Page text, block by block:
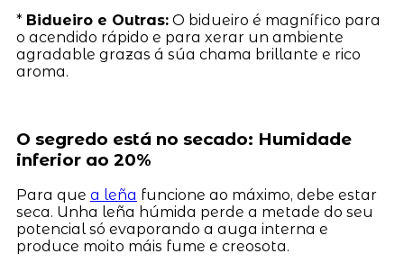
* Bidueiro e Outras:O bidueiro é magnífico para
o acendido rápido e para xerar un ambiente
agradable grazas á súa chama brillante e rico
aroma.
O segredo está no secado: Humidade
inferior ao 20%
Para que a leña funcione ao máximo, debe estar
seca. Unha leña húmida perde a metade do seu
potencial só evaporando a auga interna e
produce moito máis fume e creosota.